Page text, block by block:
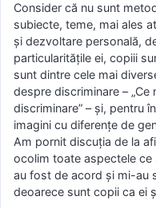
Consider că nu sunt
subiecte, teme, mai ales
și dezvoltare personală,
particularitățile ei, copiii
sunt dintre cele mai
despre discriminare –
discriminare” – și, pentru
imagini cu diferențe de
Am pornit discuția de la
ocolim toate aspectele ce
au fost de acord și mi-au
deoarece sunt copii ca ei